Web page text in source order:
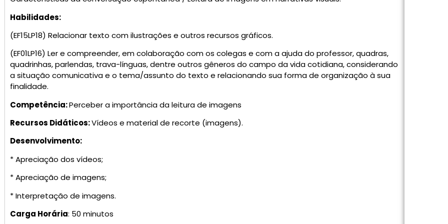
Habilidades:
(EF15LP18) Relacionar texto com ilustrações e outros recursos gráficos.
(EF01LP16) Ler e compreender, em colaboração com os colegas e com a ajuda do professor, quadras,
quadrinhas, parlendas, trava-línguas, dentre outros gêneros do campo da vida cotidiana, considerando
a situação comunicativa e o tema/assunto do texto e relacionando sua forma de organização à sua
finalidade.
Competência:Perceber a importância da leitura de imagens
Recursos Didáticos:Vídeos e material de recorte (imagens).
Desenvolvimento:
* Apreciação dos vídeos;
* Apreciação de imagens;
* Interpretação de imagens.
Carga Horária: 50 minutos